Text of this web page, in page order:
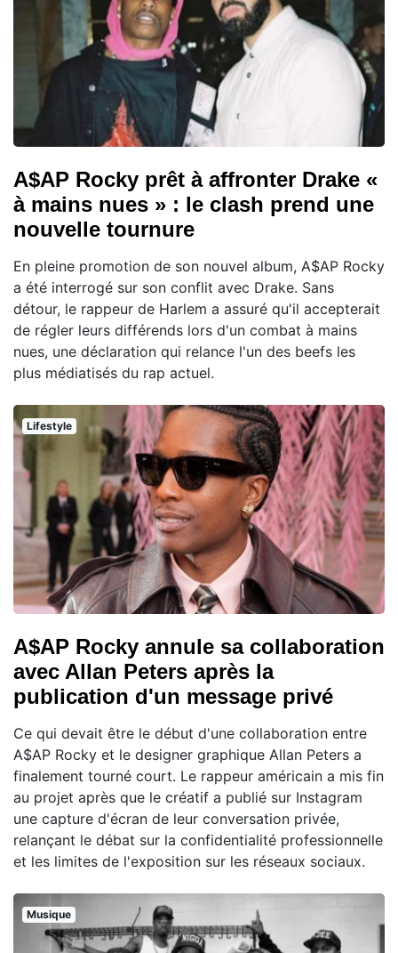
A$AP Rocky prêt à affronter Drake «
à mains nues » : le clash prend une
nouvelle tournure
En pleine promotion de son nouvel album, A$AP Rocky
a été interrogé sur son conflit avec Drake. Sans
détour, le rappeur de Harlem a assuré qu'il accepterait
de régler leurs différends lors d'un combat à mains
nues, une déclaration qui relance l'un des beefs les
plus médiatisés du rap actuel.
Lifestyle
A$AP Rocky annule sa collaboration
avec Allan Peters après la
publication d'un message privé
Ce qui devait être le début d'une collaboration entre
A$AP Rocky et le designer graphique Allan Peters a
finalement tourné court. Le rappeur américain a mis fin
au projet après que le créatif a publié sur Instagram
une capture d'écran de leur conversation privée,
relançant le débat sur la confidentialité professionnelle
et les limites de l'exposition sur les réseaux sociaux.
Musique